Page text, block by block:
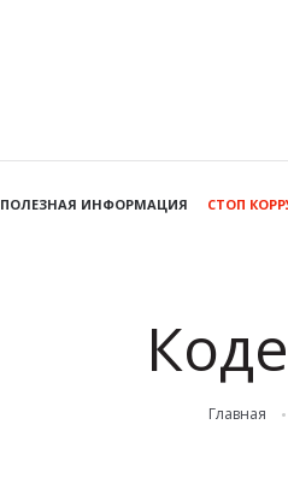
ПОЛЕЗНАЯ ИНФОРМАЦИЯ СТОП
Главная